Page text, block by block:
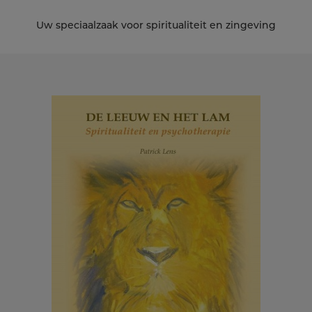
Uw speciaalzaak voor spiritualiteit en zingeving